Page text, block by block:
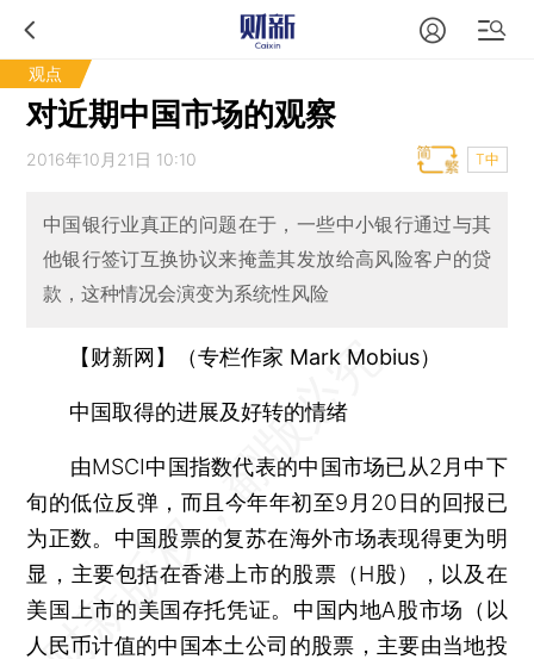
观点
对近期中国市场的观察
2016年10月21日 10:10 T中
中国银行业真正的问题在于，一些中小银行通过与其
他银行签订互换协议来掩盖其发放给高风险客户的贷
款，这种情况会演变为系统性风险
【财新网】（专栏作家 Mark Mobius）
中国取得的进展及好转的情绪
由MSCI中国指数代表的中国市场已从2月中下
旬的低位反弹，而且今年年初至9月20日的回报已
为正数。中国股票的复苏在海外市场表现得更为明
显，主要包括在香港上市的股票（H股），以及在
美国上市的美国存托凭证。中国内地A股市场（以
人民币计值的中国本土公司的股票，主要由当地投